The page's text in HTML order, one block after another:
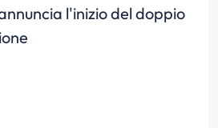
l'inizio del doppio